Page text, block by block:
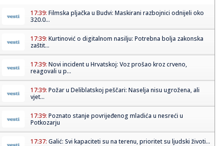
17:39: Filmska pljačka u Budvi: Maskirani razbojnici odnijeli oko
320.0...
17:39: Kurtinović o digitalnom nasilju: Potrebna bolja zakonska
zaštit...
17:39: Novi incident u Hrvatskoj: Voz prošao kroz crveno,
reagovali u p...
17:39: Požar u Deliblatskoj peščari: Naselja nisu ugrožena, ali
vjet...
17:39: Poznato stanje povrijeđenog mladića u nesreći u
Potkozarju
17:37: Galić: Svi kapaciteti su na terenu, prioritet su ljudski životi...